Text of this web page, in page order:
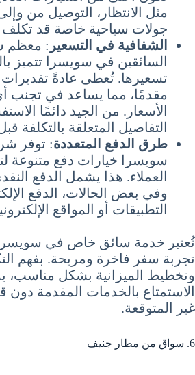
مثل الانتظار، التوصيل من
جولات سياحية خاصة قد تكلف
الشفافية في التسعير : معظم
السائقين في سويسرا تتميز
تسعيرها. تُعطى عادةً
مقدمًا، مما يساعد في تجنب
الأسعار. من الجيد دائمًا
التفاصيل المتعلقة بالتكلفة
طرق الدفع المتعددة: توفر
سويسرا خيارات دفع متنوعة
العملاء. هذا يشمل الدفع
وفي بعض الحالات، الدفع
التطبيقات أو المواقع
تُعتبر خدمة سائق خاص في
تجربة سفر فاخرة ومريحة. بفهم
وتخطيط الميزانية بشكل مناسب،
الاستمتاع بالخدمات المقدمة
غير المتوقعة.
6. سواق من مطار جنيف